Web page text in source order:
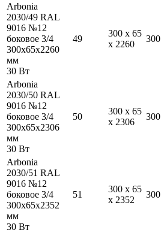
Arbonia
2030/49 RAL
9016 №12
боковое 3/4
300x65x2260
мм
30 Вт
49
300 x 65
x 2260
300
Arbonia
2030/50 RAL
9016 №12
боковое 3/4
300x65x2306
мм
30 Вт
50
300 x 65
x 2306
300
Arbonia
2030/51 RAL
9016 №12
боковое 3/4
300x65x2352
мм
30 Вт
51
300 x 65
x 2352
300